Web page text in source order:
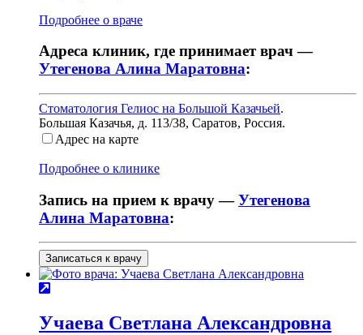
Подробнее о враче
Адреса клиник, где принимает врач —
Утегенова Алина Маратовна:
Стоматология Гелиос на Большой Казачьей.
Большая Казачья, д. 113/38, Саратов, Россия.
Адрес на карте
Подробнее о клинике
Запись на прием к врачу —Утегенова
Алина Маратовна:
Записаться к врачу
Учаева Светлана Александровна